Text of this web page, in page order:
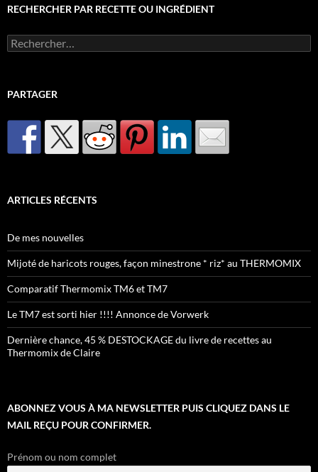
RECHERCHER PAR RECETTE OU INGRÉDIENT
Rechercher :
PARTAGER
ARTICLES RÉCENTS
De mes nouvelles
Mijoté de haricots rouges, façon minestrone * riz* au THERMOMIX
Comparatif Thermomix TM6 et TM7
Le TM7 est sorti hier !!!! Annonce de Vorwerk
Dernière chance, 45 % DESTOCKAGE du livre de recettes au
Thermomix de Claire
ABONNEZ VOUS À MA NEWSLETTER PUIS CLIQUEZ DANS LE
MAIL REÇU POUR CONFIRMER.
Prénom ou nom complet